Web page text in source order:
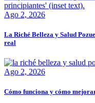
Ago 2, 2026
La Riché Belleza y Salud
real
Ago 2, 2026
Cómo funciona y cómo